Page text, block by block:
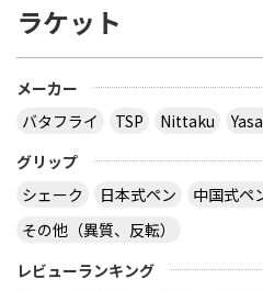
ラケット
メーカー
バタフライ
TSP Nittaku
グリップ
シェーク
日本式ペン 中国式ペ
その他（異質、反転）
レビューランキング